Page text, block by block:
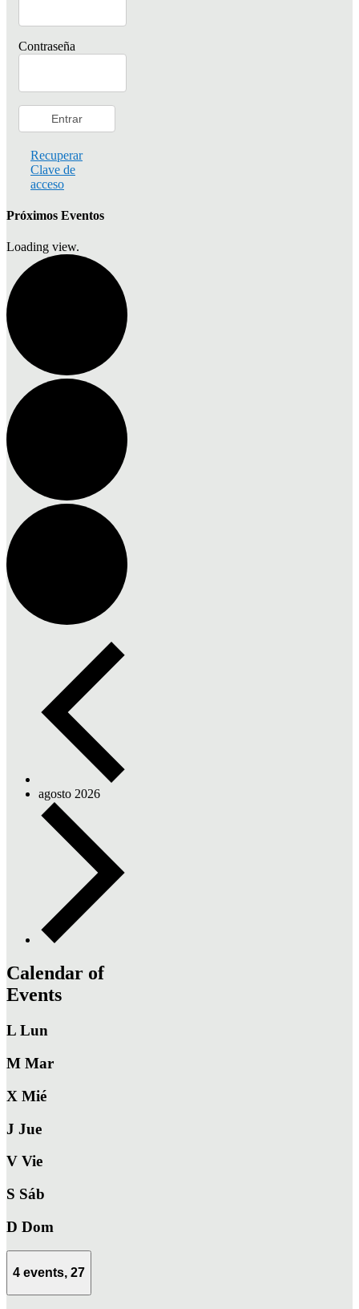
Contraseña
Recuperar
Clave de
acceso
Próximos Eventos
Loading view.
agosto 2026
Calendar of
Events
L Lun
M Mar
X Mié
J Jue
V Vie
S Sáb
D Dom
4 events, 27